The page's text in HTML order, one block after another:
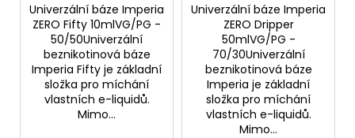
Univerzální báze Imperia
ZERO Fifty 10mlVG/PG -
50/50Univerzální
beznikotinová báze
Imperia Fifty je základní
složka pro míchání
vlastních e-liquidů.
Mimo...
Univerzální báze Imperia
ZERO Dripper
50mlVG/PG -
70/30Univerzální
beznikotinová báze
Imperia je základní
složka pro míchání
vlastních e-liquidů.
Mimo...